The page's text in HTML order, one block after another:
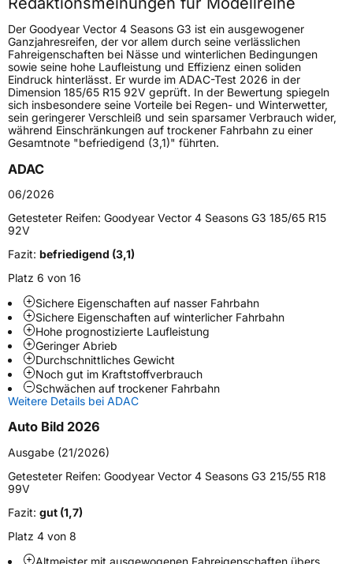
Höchstgeschwindigkeit
300 km/h
Lastindex103
Höchstlast875 kg
Gewicht (in kg)12,47 kg
Generelle Merkmale
Fahrzeugtyp
Verwendung
Modellname Vector 4 Seasons G3
Fahrzeugart
Weitere Eigenschaften
SchlauchtypTL
ZustandNeureifen
M+SJa
EU Label
Effizienz
Der Goodyear Vector 4 Seasons G3 ist ein ausgewogener
Ganzjahresreifen, der vor allem durch seine verlässlichen
Fahreigenschaften bei Nässe und winterlichen Bedingungen
sowie seine hohe Laufleistung und Effizienz einen soliden
Eindruck hinterlässt. Er wurde im ADAC-Test 2026 in der
Dimension 185/65 R15 92V geprüft. In der Bewertung spiegeln
sich insbesondere seine Vorteile bei Regen- und Winterwetter,
sein geringerer Verschleiß und sein sparsamer Verbrauch wider,
während Einschränkungen auf trockener Fahrbahn zu einer
Gesamtnote "befriedigend (3,1)" führten.
ADAC
06/2026
Getesteter Reifen: Goodyear Vector 4 Seasons G3 185/65 R15
92V
Fazit: befriedigend (3,1)
Platz 6 von 16
Sichere Eigenschaften auf nasser Fahrbahn
Sichere Eigenschaften auf winterlicher Fahrbahn
Hohe prognostizierte Laufleistung
Geringer Abrieb
Durchschnittliches Gewicht
Noch gut im Kraftstoffverbrauch
Schwächen auf trockener Fahrbahn
Weitere Details bei ADAC
Auto Bild 2026
Ausgabe (21/2026)
Getesteter Reifen: Goodyear Vector 4 Seasons G3 215/55 R18
99V
Fazit: gut (1,7)
Platz 4 von 8
Altmeister mit ausgewogenen Fahreigenschaften übers